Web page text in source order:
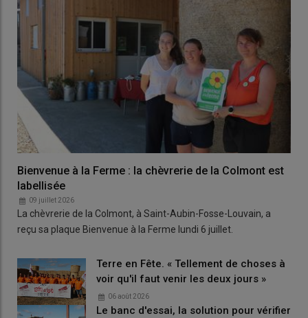
Bienvenue à la Ferme : la chèvrerie de la Colmont est
labellisée
09 juillet 2026
La chèvrerie de la Colmont, à Saint-Aubin-Fosse-Louvain, a
reçu sa plaque Bienvenue à la Ferme lundi 6 juillet.
Terre en Fête. « Tellement de choses à
voir qu'il faut venir les deux jours »
06 août 2026
Le banc d'essai, la solution pour vérifier